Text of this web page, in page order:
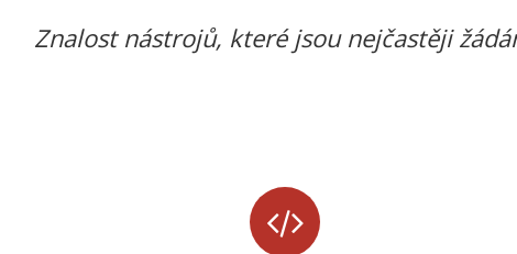
Znalost nástrojů, které jsou nejčastěji